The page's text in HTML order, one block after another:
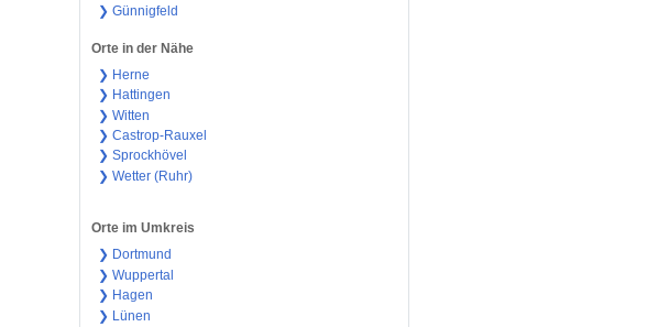
❯ Günnigfeld
Orte in der Nähe
❯ Herne
❯ Hattingen
❯ Witten
❯ Castrop-Rauxel
❯ Sprockhövel
❯ Wetter (Ruhr)
Orte im Umkreis
❯ Dortmund
❯ Wuppertal
❯ Hagen
❯ Lünen